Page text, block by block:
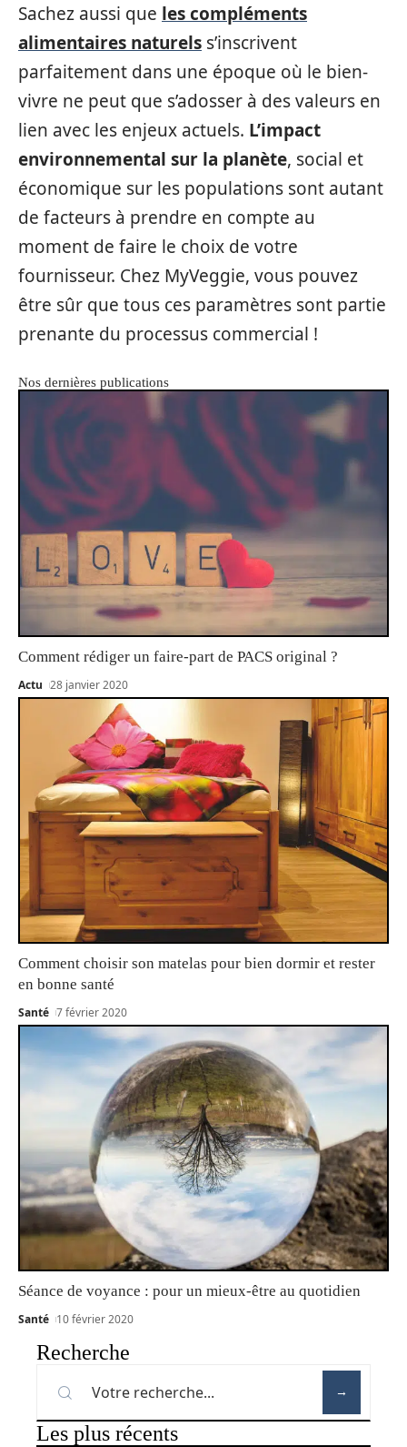
Sachez aussi que les compléments
alimentaires naturels s’inscrivent
parfaitement dans une époque où le bien-
vivre ne peut que s’adosser à des valeurs en
lien avec les enjeux actuels. L’impact
environnemental sur la planète, social et
économique sur les populations sont autant
de facteurs à prendre en compte au
moment de faire le choix de votre
fournisseur. Chez MyVeggie, vous pouvez
être sûr que tous ces paramètres sont partie
prenante du processus commercial !
Nos dernières publications
Comment rédiger un faire-part de PACS original ?
Actu 28 janvier 2020
Comment choisir son matelas pour bien dormir et rester
en bonne santé
Santé 7 février 2020
Séance de voyance : pour un mieux-être au quotidien
Santé 10 février 2020
Recherche
Les plus récents